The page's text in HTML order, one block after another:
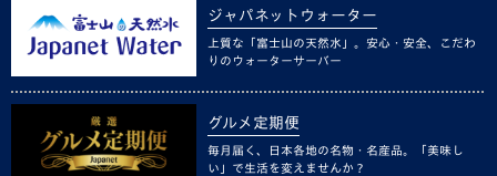
ジャパネットウォーター
上質な「富士山の天然水」。安心・安全、こだわ
りのウォーターサーバー
グルメ定期便
毎月届く、日本各地の名物・名産品。「美味し
い」で生活を変えませんか？